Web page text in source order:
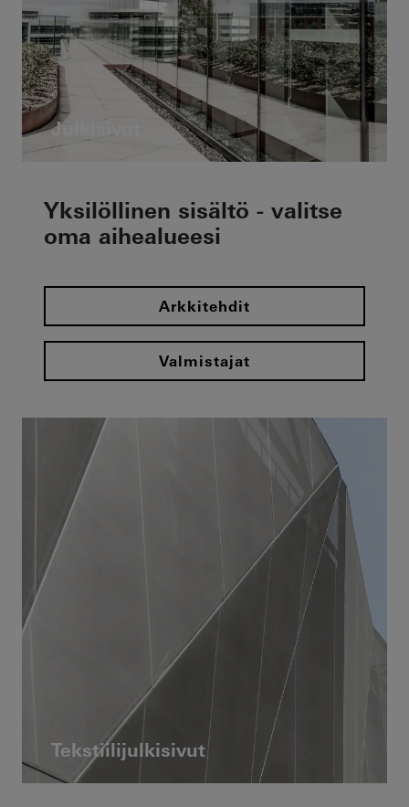
Julkisivut
Yksilöllinen sisältö - valitse
oma aihealueesi
Arkkitehdit
Valmistajat
Tekstiilijulkisivut